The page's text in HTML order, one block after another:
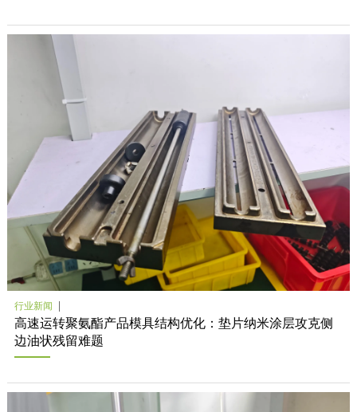
行业新闻
高速运转聚氨酯产品模具结构优化：垫片纳米涂层攻克侧
边油状残留难题